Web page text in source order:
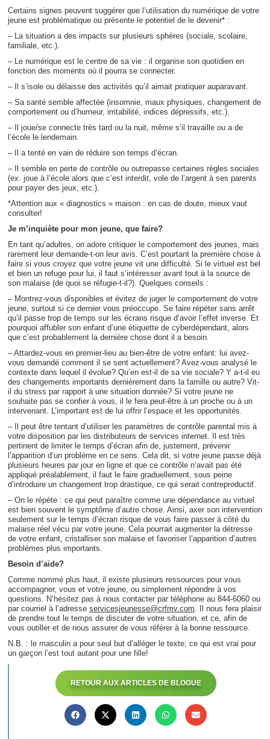
Certains signes peuvent suggérer que l’utilisation du numérique de votre
jeune est problématique ou présente le potentiel de le devenir* :
– La situation a des impacts sur plusieurs sphères (sociale, scolaire,
familiale, etc.).
– Le numérique est le centre de sa vie : il organise son quotidien en
fonction des moments où il pourra se connecter.
– Il s’isole ou délaisse des activités qu’il aimait pratiquer auparavant.
– Sa santé semble affectée (insomnie, maux physiques, changement de
comportement ou d’humeur, irritabilité, indices dépressifs, etc.).
– Il joue/se connecte très tard ou la nuit, même s’il travaille ou a de
l’école le lendemain.
– Il a tenté en vain de réduire son temps d’écran.
– Il semble en perte de contrôle ou outrepasse certaines règles sociales
(ex. joue à l’école alors que c’est interdit, vole de l’argent à ses parents
pour payer des jeux, etc.).
*Attention aux « diagnostics » maison : en cas de doute, mieux vaut
consulter!
Je m’inquiète pour mon jeune, que faire?
En tant qu’adultes, on adore critiquer le comportement des jeunes, mais
rarement leur demande-t-on leur avis. C’est pourtant la première chose à
faire si vous croyez que votre jeune vit une difficulté. Si le virtuel est bel
et bien un refuge pour lui, il faut s’intéresser avant tout à la source de
son malaise (de quoi se réfugie-t-il?). Quelques conseils :
– Montrez-vous disponibles et évitez de juger le comportement de votre
jeune, surtout si ce dernier vous préoccupe. Se faire répéter sans arrêt
qu’il passe trop de temps sur les écrans risque d’avoir l’effet inverse. Et
pourquoi affubler son enfant d’une étiquette de cyberdépendant, alors
que c’est probablement la dernière chose dont il a besoin.
– Attardez-vous en premier-lieu au bien-être de votre enfant: lui avez-
vous demandé comment il se sent actuellement? Avez-vous analysé le
contexte dans lequel il évolue? Qu’en est-il de sa vie sociale? Y a-t-il eu
des changements importants dernièrement dans la famille ou autre? Vit-
il du stress par rapport à une situation donnée? Si votre jeune ne
souhaite pas se confier à vous, il le fera peut-être à un proche ou à un
intervenant. L’important est de lui offrir l’espace et les opportunités.
– Il peut être tentant d’utiliser les paramètres de contrôle parental mis à
votre disposition par les distributeurs de services internet. Il est très
pertinent de limiter le temps d’écran afin de, justement, prévenir
l’apparition d’un problème en ce sens. Cela dit, si votre jeune passe déjà
plusieurs heures par jour en ligne et que ce contrôle n’avait pas été
appliqué préalablement, il faut le faire graduellement, sous peine
d’introduire un changement trop drastique, ce qui serait contreproductif.
– On le répète : ce qui peut paraître comme une dépendance au virtuel
est bien souvent le symptôme d’autre chose. Ainsi, axer son intervention
seulement sur le temps d’écran risque de vous faire passer à côté du
malaise réel vécu par votre jeune. Cela pourrait augmenter la détresse
de votre enfant, cristalliser son malaise et favoriser l’apparition d’autres
problèmes plus importants.
Besoin d’aide?
Comme nommé plus haut, il existe plusieurs ressources pour vous
accompagner, vous et votre jeune, ou simplement répondre à vos
questions. N’hésitez pas à nous contacter par téléphone au 844-6060 ou
par courriel à l’adresse servicesjeunesse@crfmv.com. Il nous fera plaisir
de prendre tout le temps de discuter de votre situation, et ce, afin de
vous outiller et de nous assurer de vous référer à la bonne ressource.
N.B. : le masculin a pour seul but d’alléger le texte; ce qui est vrai pour
un garçon l’est tout autant pour une fille!
RETOUR AUX ARTICLES DE BLOGUE